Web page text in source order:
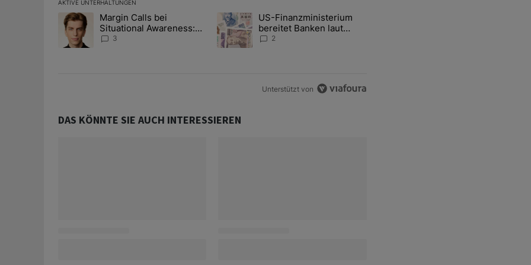
AKTIVE UNTERHALTUNGEN
Das Folgende ist eine Liste der am meisten kommentierten Artikel der letzten 7 days.
Ein Trendartikel mit dem Titel "Margin Calls bei Situational Awareness: Alles über den Retter-Deal" mit 3 kommentare.
Margin Calls bei
Situational Awareness:
Alles über den Retter-
3
Ein Trendartikel mit dem Titel "US-Finanzministerium bereitet Banken laut
US-Finanzministerium
bereitet Banken laut
Insider auf eventuelle
2
Unterstützt von
DAS KÖNNTE SIE AUCH INTERESSIEREN